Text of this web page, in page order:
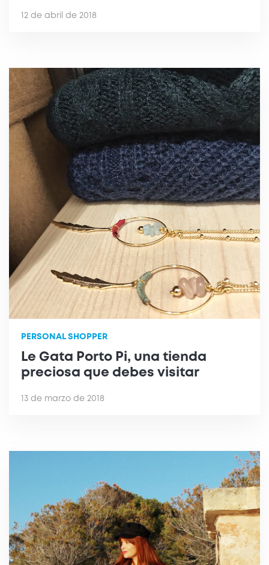
12 de abril de 2018
PERSONAL SHOPPER
Le Gata Porto Pi, una tienda
preciosa que debes visitar
13 de marzo de 2018